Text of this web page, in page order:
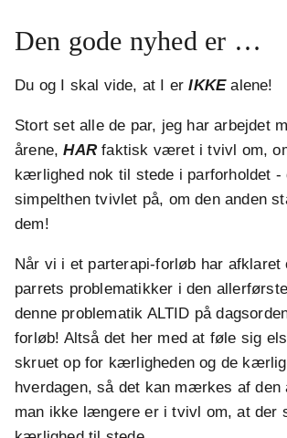
Den gode nyhed er …
Du og I skal vide, at I erIKKE alene!
Stort set alle de par, jeg har arbejdet
årene,HAR faktisk været i tvivl om,
kærlighed nok til stede i parforholdet -
simpelthen tvivlet på, om den anden
dem!
Når vi i et parterapi-forløb har afklaret
parrets problematikker i den
denne problematik ALTID på
forløb! Altså det her med at føle sig
skruet op for kærligheden og de
hverdagen, så det kan mærkes af den
man ikke længere er i tvivl om, at der